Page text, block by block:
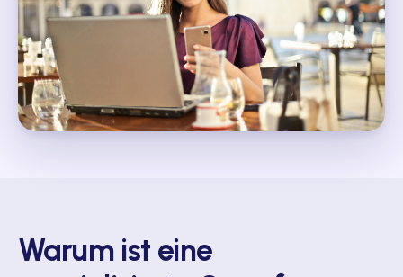
Warum ist eine